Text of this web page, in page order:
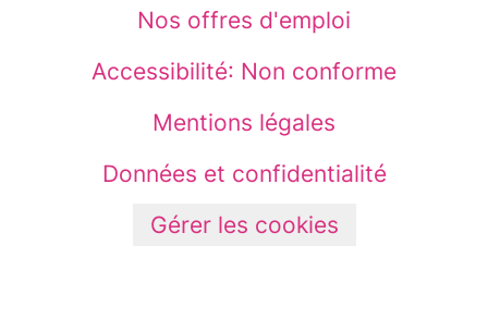
Nos offres d'emploi
Accessibilité: Non conforme
Mentions légales
Données et confidentialité
Gérer les cookies